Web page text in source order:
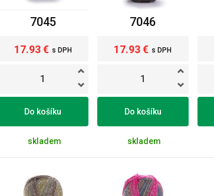
7045
17.93 € s DPH
Do košíku
skladem
7046
17.93 € s DPH
Do košíku
skladem